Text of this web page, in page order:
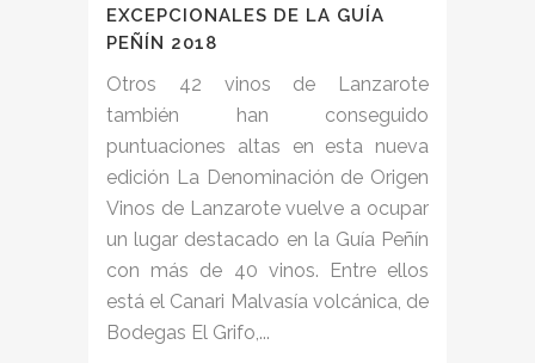
EXCEPCIONALES DE LA GUÍA
PEÑÍN 2018
Otros 42 vinos de Lanzarote
también han conseguido
puntuaciones altas en esta nueva
edición La Denominación de Origen
Vinos de Lanzarote vuelve a ocupar
un lugar destacado en la Guía Peñín
con más de 40 vinos. Entre ellos
está el Canari Malvasía volcánica, de
Bodegas El Grifo,...